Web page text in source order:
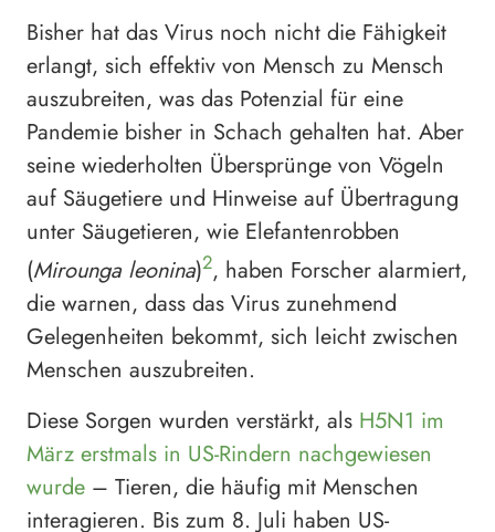
Bisher hat das Virus noch nicht die Fähigkeit
erlangt, sich effektiv von Mensch zu Mensch
auszubreiten, was das Potenzial für eine
Pandemie bisher in Schach gehalten hat. Aber
seine wiederholten Übersprünge von Vögeln
auf Säugetiere und Hinweise auf Übertragung
unter Säugetieren, wie Elefantenrobben
(Mirounga leonina)2, haben Forscher alarmiert,
die warnen, dass das Virus zunehmend
Gelegenheiten bekommt, sich leicht zwischen
Menschen auszubreiten.
Diese Sorgen wurden verstärkt, als H5N1 im
März erstmals in US-Rindern nachgewiesen
wurde – Tieren, die häufig mit Menschen
interagieren. Bis zum 8. Juli haben US-